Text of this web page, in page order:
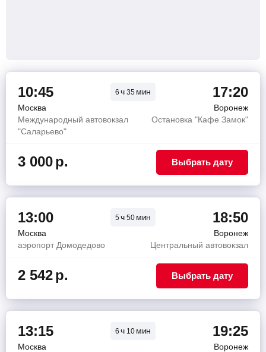
10:45 6ч 35 мин 17:20
Москва
Воронеж
Международный автовокзал
"Саларьево"
Остановка "Кафе Замок"
3 000р. Выбрать дату
13:00 5ч 50 мин 18:50
Москва
Воронеж
аэропорт Домодедово
Центральный автовокзал
2 542р. Выбрать дату
13:15 6ч 10 мин 19:25
Москва
Воронеж